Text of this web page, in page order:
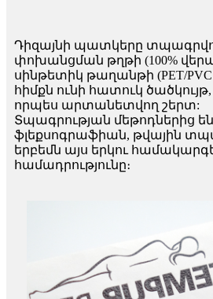
Դիզայնի պատկերը
փոխանցման թղթի (100%
սինթետիկ թաղանթի (PET/PVC
հիմքն ունի հատուկ
որպես արտանետվող շերտ:
Տպագրության մեթոդներից
ֆլեքսոգրաֆիան, թվային
երբեմն այս երկու
համադրությունը։